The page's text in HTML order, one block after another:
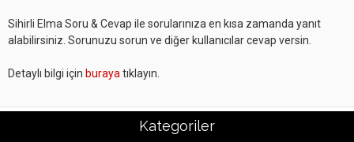
Sihirli Elma Soru & Cevap ile sorularınıza en kısa zamanda yanıt
alabilirsiniz. Sorunuzu sorun ve diğer kullanıcılar cevap versin.
Detaylı bilgi için buraya tıklayın.
Kategoriler